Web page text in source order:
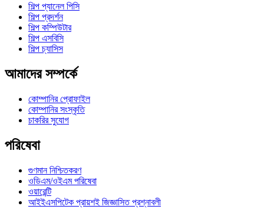
শিল্প প্যানেল পিসি
শিল্প প্রদর্শন
শিল্প কম্পিউটার
শিল্প এসবিসি
শিল্প চ্যাসিস
আমাদের সম্পর্কে
কোম্পানির প্রোফাইল
কোম্পানির সংস্কৃতি
চাকরির সুযোগ
পরিষেবা
গুণমান নিশ্চিতকরণ
ওডিএম/ওইএম পরিষেবা
ওয়ারেন্টি
আইইএসপিটেক প্রায়শই জিজ্ঞাসিত প্রশ্নাবলী